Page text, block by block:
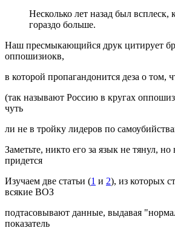
Несколько лет назад был всплеск,
гораздо больше.
Наш пресмыкающийся друк цитирует
оппошизиокв,
в которой пропагандонится деза о том,
(так называют Россию в кругах
чуть
ли не в тройку лидеров по
Заметьте, никто его за язык не тянул,
придется
Изучаем две статьи (1 и 2), из которых
всякие ВОЗ
подтасовывают данные, выдавая
показатель